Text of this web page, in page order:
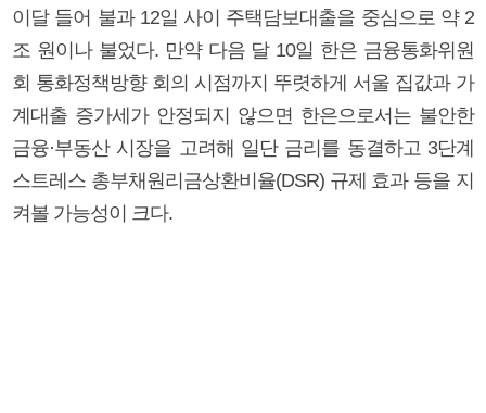
이달 들어 불과 12일 사이 주택담보대출을 중심으로 약 2
조 원이나 불었다. 만약 다음 달 10일 한은 금융통화위원
회 통화정책방향 회의 시점까지 뚜렷하게 서울 집값과 가
계대출 증가세가 안정되지 않으면 한은으로서는 불안한
금융·부동산 시장을 고려해 일단 금리를 동결하고 3단계
스트레스 총부채원리금상환비율(DSR) 규제 효과 등을 지
켜볼 가능성이 크다.